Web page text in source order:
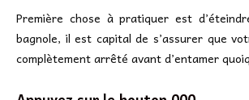
Première chose à pratiquer est
bagnole, il est capital de s’assurer que
complètement arrêté avant d’entamer